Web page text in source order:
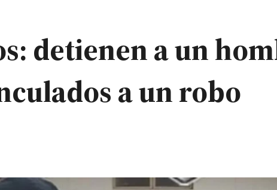
detienen a un
a un robo